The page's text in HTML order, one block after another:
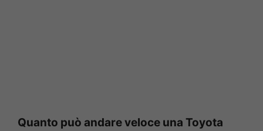
Quanto può andare veloce una Toyota